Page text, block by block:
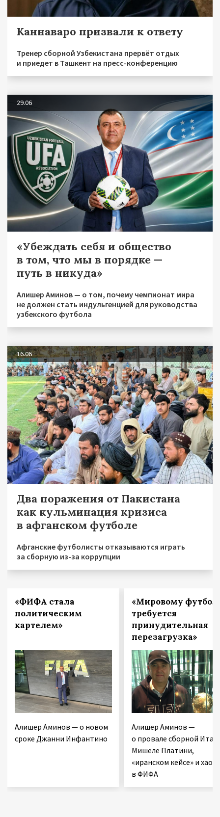
Каннаваро призвали к ответу
Тренер сборной Узбекистана прервёт отдых
и приедет в Ташкент на пресс-конференцию
29.06
«Убеждать себя и общество
в том, что мы в порядке —
путь в никуда»
Алишер Аминов — о том, почему чемпионат мира
не должен стать индульгенцией для руководства
узбекского футбола
16.06
Два поражения от Пакистана
как кульминация кризиса
в афганском футболе
Афганские футболисты отказываются играть
за сборную из-за коррупции
«ФИФА стала
политическим
картелем»
Алишер Аминов — о новом
сроке Джанни Инфантино
«Мировому
требуется
принудительная
перезагрузка»
Алишер Аминов —
о провале сборной
Мишеле Платини,
«иранском кейсе» и хаосе
в ФИФА